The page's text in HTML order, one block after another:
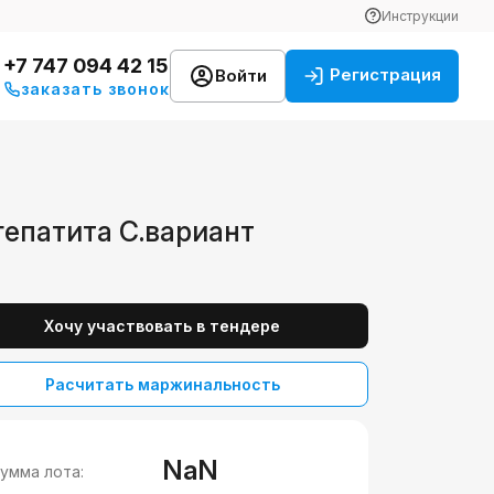
Инструкции
+7 747 094 42 15
заказать звонок
Войти Регистрация
С.вариант
Хочу участвовать в тендере
Расчитать маржинальность
лота: NaN